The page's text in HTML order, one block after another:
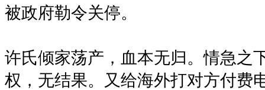
被政府勒令关停。
许氏倾家荡产，血本无归。情急之
权，无结果。又给海外打对方付费